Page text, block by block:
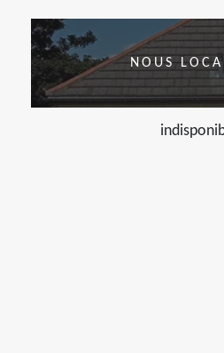
NOUS